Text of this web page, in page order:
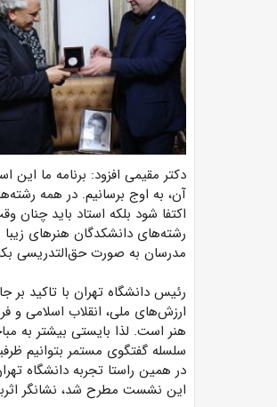
دکتر مقیمی افزود: برنامه ما این
آن، به اوج برسانیم. در همه
اکتفا شود بلکه استاد باید
رشته‌های دانشکدگان هنرهای
مدرسان به صورت حق‌التدریسی
رئیس دانشگاه تهران با تاکید بر
ارزش‌های ملی، انقلاب اسلامی و
هنر است. لذا بایستی بیشتر به
سلسله گفتگوی مستمر بتوانیم
در همین راستا تجربه دانشگاه
این نشست مطرح شد، نشانگر